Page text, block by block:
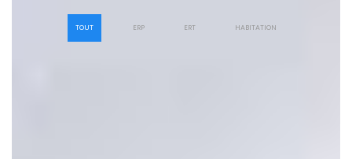
TOUT ERP ERT HABITATION